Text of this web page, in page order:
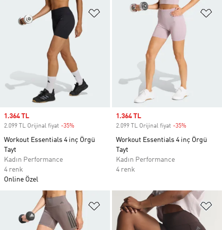
Favori Listesine Ekle
Sale price
1.364 TL
2.099 TL Orijinal fiyat -35%
Workout Essentials 4 inç Örgü
Tayt
Kadın Performance
4 renk
Online Özel
Sale price
1.364 TL
2.099 TL Orijinal fiyat -35%
Workout Essentials 4 inç Örgü
Tayt
Kadın Performance
4 renk
Favori Listesine Ekle